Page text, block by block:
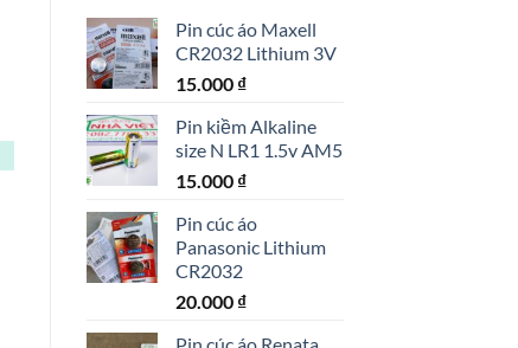
Pin cúc áo Maxell
CR2032 Lithium 3V
15.000 ₫
Pin kiềm Alkaline
size N LR1 1.5v AM5
15.000 ₫
Pin cúc áo
Panasonic Lithium
CR2032
20.000 ₫
Pin cúc áo Renata